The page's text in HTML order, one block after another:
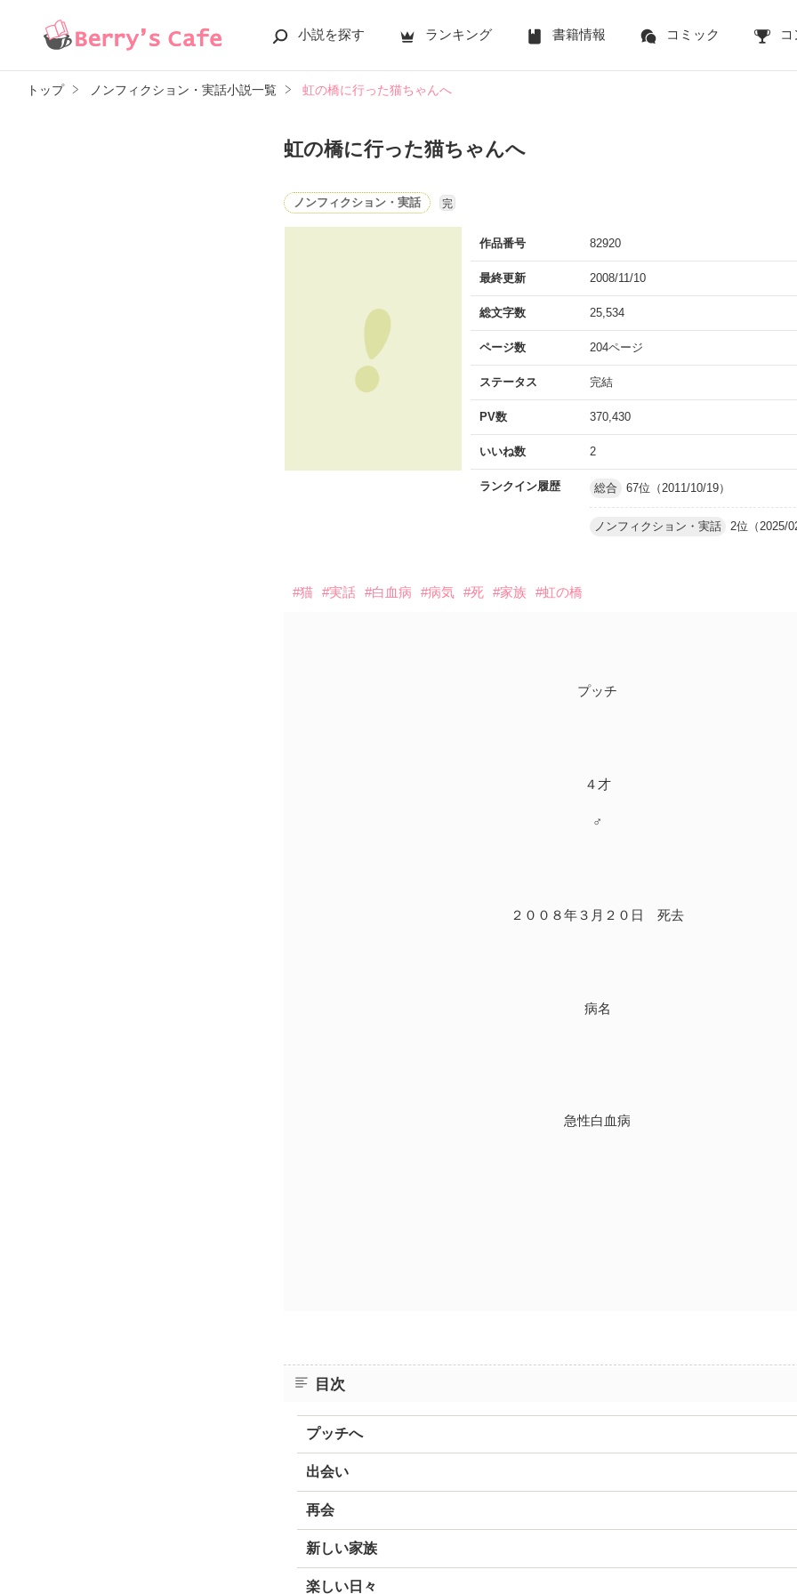
小説を探す ランキング 書籍情報 コミック コ
トップ ノンフィクション・実話小説一覧 虹の橋に行った猫ちゃんへ
虹の橋に行った猫ちゃんへ
ノンフィクション・実話 完
作品番号 82920
最終更新 2008/11/10
総文字数 25,534
ページ数 204ページ
ステータス 完結
PV数 370,430
いいね数 2
ランクイン履歴 総合 67位（2011/10/19）
ノンフィクション・実話 2位（2025/
#猫 #実話 #白血病 #病気 #死 #家族 #虹の橋
プッチ
４才
♂
２００８年３月２０日 死去
病名
急性白血病
目次
プッチへ
出会い
再会
新しい家族
楽しい日々